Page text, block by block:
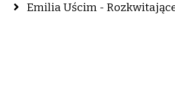
Emilia Uścim -